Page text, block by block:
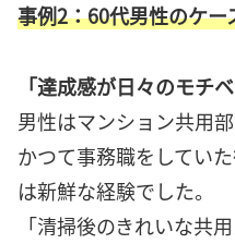
事例2：60代男性のケー
「達成感が日々のモチ
男性はマンション共用
かつて事務職をしてい
は新鮮な経験でした。
「清掃後のきれいな共